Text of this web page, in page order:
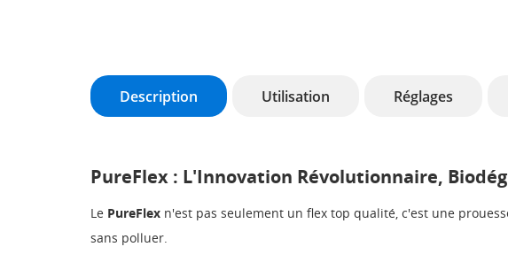
Description Utilisation Réglages
PureFlex : L'Innovation Révolutionnaire,
Le PureFlex n'est pas seulement un flex top qualité, c'est une
sans polluer.